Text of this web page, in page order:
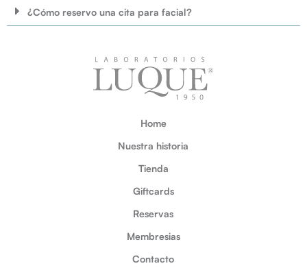
¿Cómo reservo una cita para facial?
Home
Nuestra historia
Tienda
Giftcards
Reservas
Membresias
Contacto